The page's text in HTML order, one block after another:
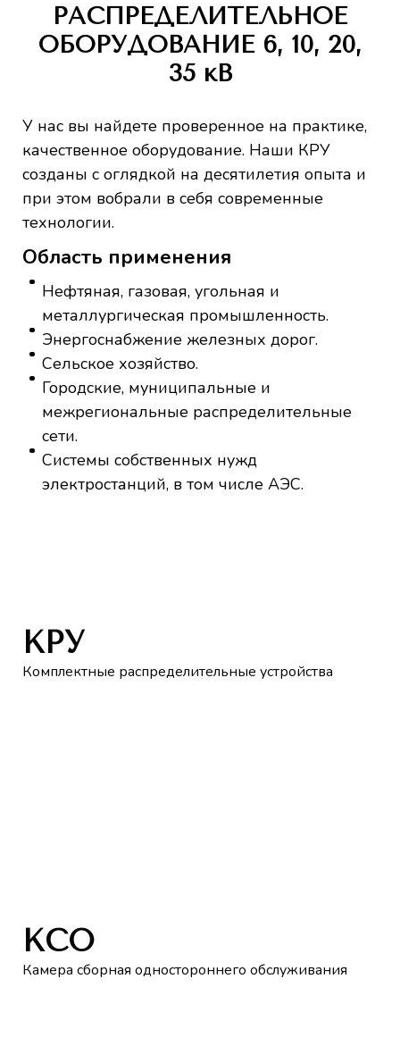
РАСПРЕДЕЛИТЕЛЬНОЕ
ОБОРУДОВАНИЕ 6, 10, 20,
35 кВ
У нас вы найдете проверенное на практике,
качественное оборудование. Наши КРУ
созданы с оглядкой на десятилетия опыта и
при этом вобрали в себя современные
технологии.
Область применения
Нефтяная, газовая, угольная и
металлургическая промышленность.
Энергоснабжение железных дорог.
Сельское хозяйство.
Городские, муниципальные и
межрегиональные распределительные
сети.
Системы собственных нужд
электростанций, в том числе АЭС.
КРУ
Комплектные распределительные устройства
КСО
Камера сборная одностороннего обслуживания